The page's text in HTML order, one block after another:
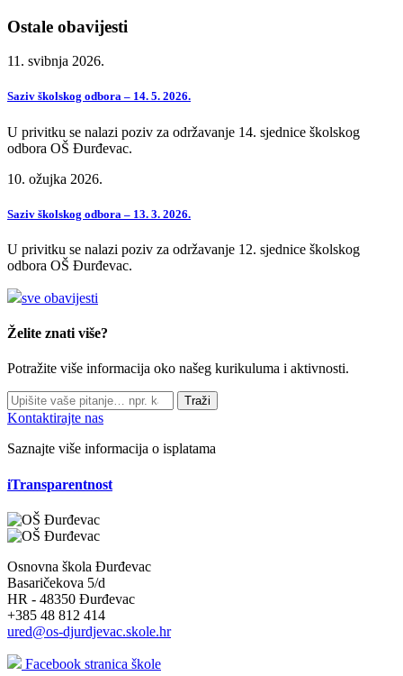
Ostale obavijesti
11. svibnja 2026.
Saziv školskog odbora – 14. 5. 2026.
U privitku se nalazi poziv za održavanje 14. sjednice školskog
odbora OŠ Đurđevac.
10. ožujka 2026.
Saziv školskog odbora – 13. 3. 2026.
U privitku se nalazi poziv za održavanje 12. sjednice školskog
odbora OŠ Đurđevac.
sve obavijesti
Želite znati više?
Potražite više informacija oko našeg kurikuluma i aktivnosti.
Traži
Kontaktirajte nas
Saznajte više informacija o isplatama
iTransparentnost
Osnovna škola Đurđevac
Basaričekova 5/d
HR - 48350 Đurđevac
+385 48 812 414
ured@os-djurdjevac.skole.hr
Facebook stranica škole